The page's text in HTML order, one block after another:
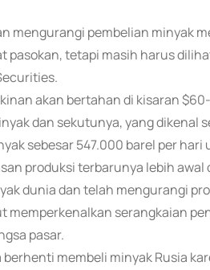
mengurangi pembelian minyak
pasokan, tetapi masih harus
akan bertahan di kisaran
dan sekutunya, yang dikenal
sebesar 547.000 barel per
produksi terbarunya lebih awal
dunia dan telah mengurangi
memperkenalkan serangkaian
pasar.
membeli minyak Rusia